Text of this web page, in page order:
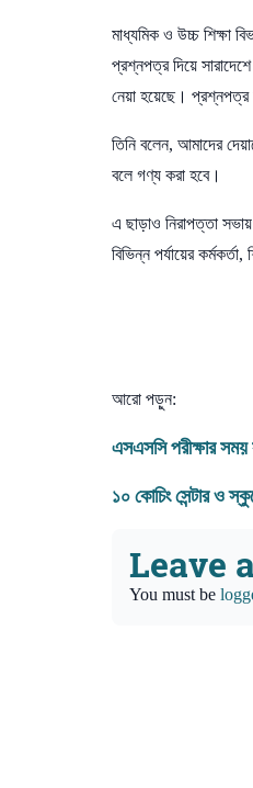
মাধ্যমিক ও উচ্চ শিক্ষা
প্রশ্নপত্র দিয়ে
নেয়া হয়েছে। প্রশ্নপত্র
তিনি বলেন, আমাদের
বলে গণ্য করা হবে।
এ ছাড়াও নিরাপত্তা সভায়
বিভিন্ন পর্যায়ের কর্মকর্তা,
আরো পড়ুন:
এসএসসিপরীক্ষার সময়
১০ কোচিং সেন্টার ও
Leave
You must be